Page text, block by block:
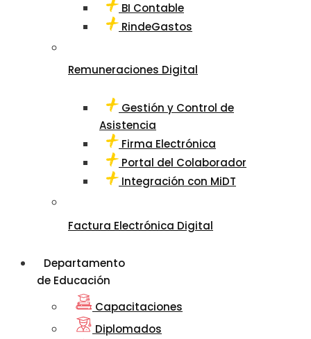
BI Contable
RindeGastos
Remuneraciones Digital
Gestión y Control de
Asistencia
Firma Electrónica
Portal del Colaborador
Integración con MiDT
Factura Electrónica Digital
Departamento
de Educación
Capacitaciones
Diplomados